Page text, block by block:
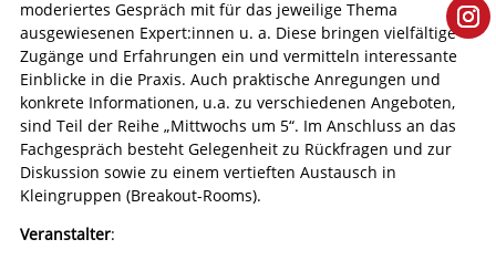
moderiertes Gespräch mit für das jeweilige Thema
ausgewiesenen Expert:innen u. a. Diese bringen vielfältige
Zugänge und Erfahrungen ein und vermitteln interessante
Einblicke in die Praxis. Auch praktische Anregungen und
konkrete Informationen, u.a. zu verschiedenen Angeboten,
sind Teil der Reihe „Mittwochs um 5“. Im Anschluss an das
Fachgespräch besteht Gelegenheit zu Rückfragen und zur
Diskussion sowie zu einem vertieften Austausch in
Kleingruppen (Breakout-Rooms).
Veranstalter: